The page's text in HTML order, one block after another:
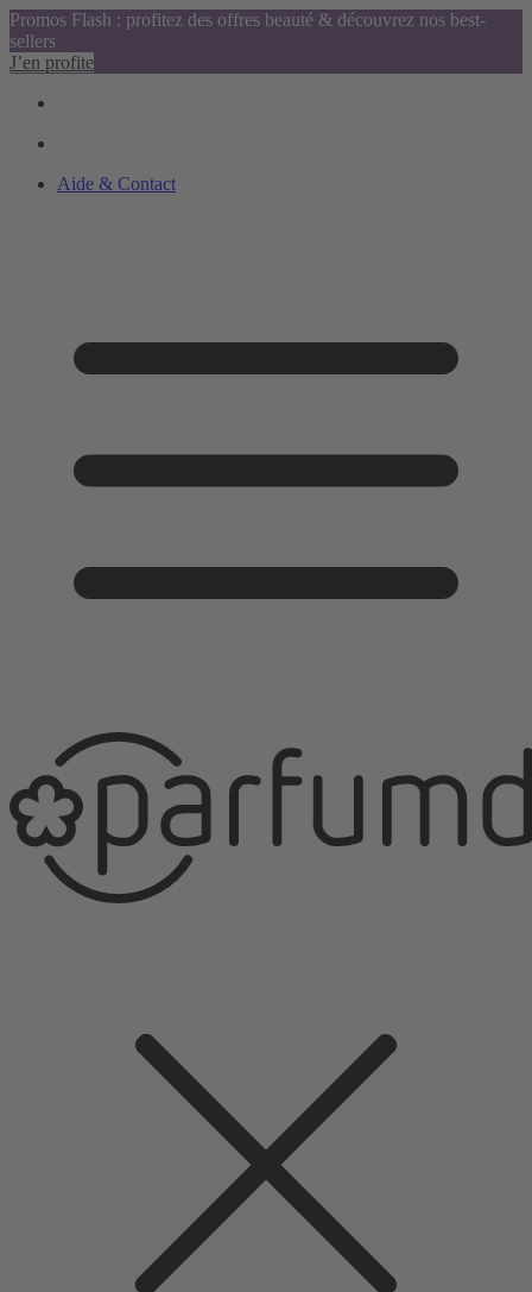
Promos Flash : profitez des offres beauté & découvrez nos best-
sellers
J’en profite
Aide & Contact